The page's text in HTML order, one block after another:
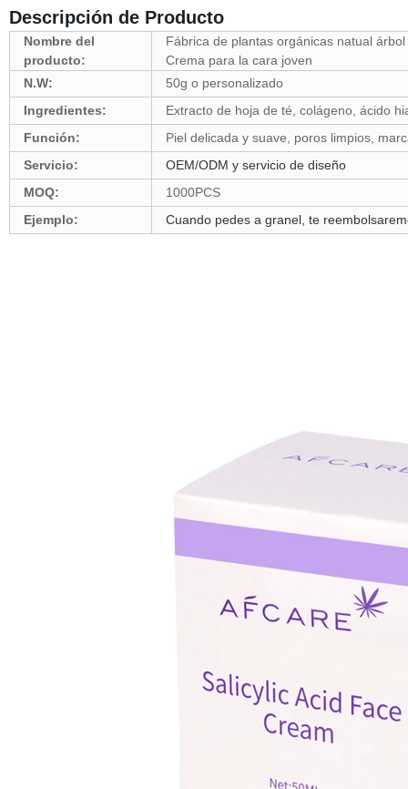
Descripción de Producto
Nombre del
producto:
Fábrica de plantas orgánicas natual
Crema para la cara joven
N.W:
50g o personalizado
Ingredientes:
Extracto de hoja de té, colágeno, ácido
Función:
Piel delicada y suave, poros limpios,
Servicio:
OEM/ODM y servicio de diseño
MOQ:
1000PCS
Ejemplo:
Cuando pedes a granel, te